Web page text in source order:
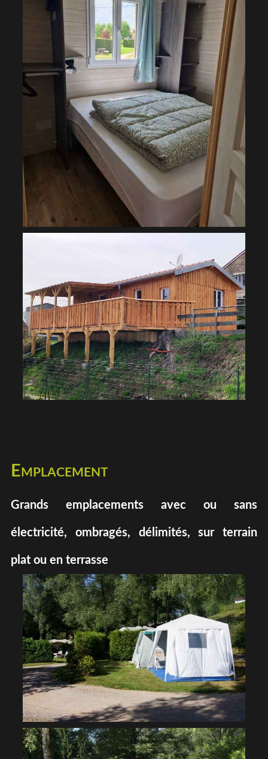
Emplacement
Grands emplacements avec ou sans
électricité, ombragés, délimités, sur terrain
plat ou en terrasse